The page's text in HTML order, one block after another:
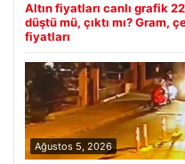
Altın fiyatları canlı grafik
düştü mü, çıktı mı? Gram,
fiyatları
Ağustos 5, 2026